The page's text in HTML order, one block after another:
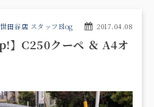
2017.04.08
世田谷店 スタッフBlog
】C250クーペ ＆ A4オ